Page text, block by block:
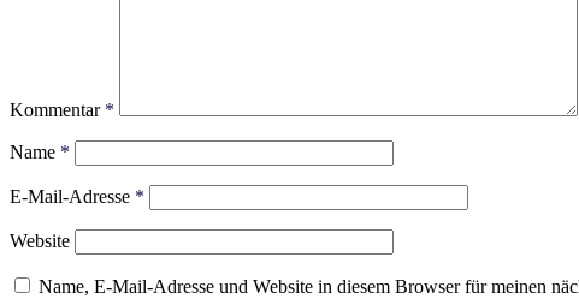
Kommentar *
Name *
E-Mail-Adresse *
Website
Name, E-Mail-Adresse und Website in diesem Browser für meinen